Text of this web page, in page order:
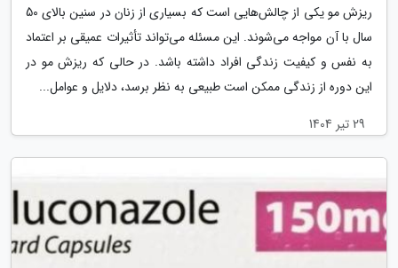
ریزش مو یکی از چالش‌هایی است که بسیاری از زنان در سنین بالای 50
سال با آن مواجه می‌شوند. این مسئله می‌تواند تأثیرات عمیقی بر اعتماد
به نفس و کیفیت زندگی افراد داشته باشد. در حالی که ریزش مو در
این دوره از زندگی ممکن است طبیعی به نظر برسد، دلایل و عوامل...
29 تیر 1404